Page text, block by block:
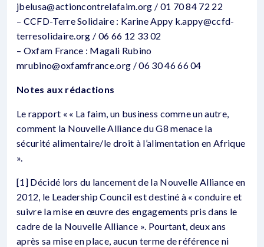
jbelusa@actioncontrelafaim.org / 01 70 84 72 22
– CCFD-Terre Solidaire : Karine Appy k.appy@ccfd-
terresolidaire.org / 06 66 12 33 02
– Oxfam France : Magali Rubino
mrubino@oxfamfrance.org / 06 30 46 66 04
Notes aux rédactions
Le rapport « « La faim, un business comme un autre,
comment la Nouvelle Alliance du G8 menace la
sécurité alimentaire/le droit à l’alimentation en Afrique
».
[1] Décidé lors du lancement de la Nouvelle Alliance en
2012, le Leadership Council est destiné à « conduire et
suivre la mise en œuvre des engagements pris dans le
cadre de la Nouvelle Alliance ». Pourtant, deux ans
après sa mise en place, aucun terme de référence ni